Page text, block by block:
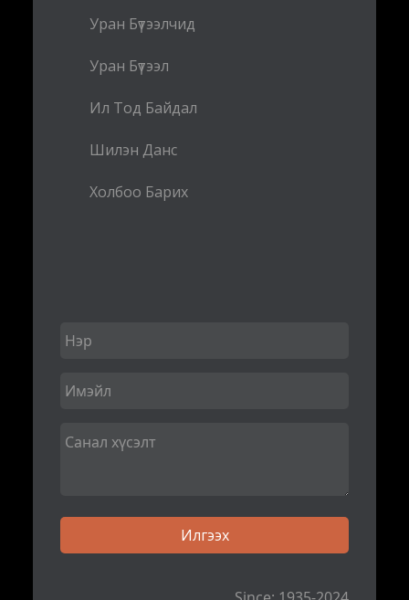
Уран Бүтээлчид
Уран Бүтээл
Ил Тод Байдал
Шилэн Данс
Холбоо Барих